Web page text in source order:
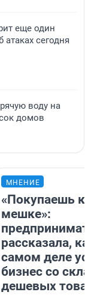
еще один
сегодня
воду на
домов
МНЕНИЕ
«Покупаешь
мешке»:
рассказала,
самом деле
бизнес со
дешевых